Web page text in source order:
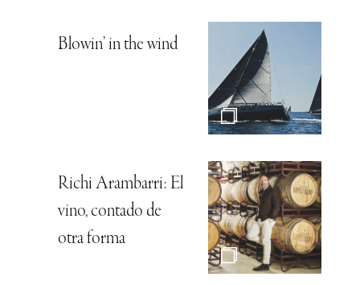
Blowin’ in the wind
Richi Arambarri: El
vino, contado de
otra forma